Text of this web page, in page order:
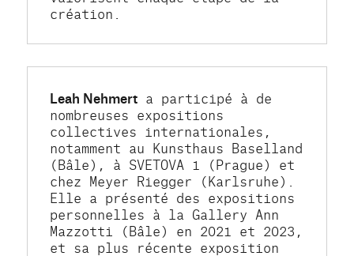
création.
Leah Nehmert a participé à de
nombreuses expositions
collectives internationales,
notamment au Kunsthaus Baselland
(Bâle), à SVETOVA 1 (Prague) et
chez Meyer Riegger (Karlsruhe).
Elle a présenté des expositions
personnelles à la Gallery Ann
Mazzotti (Bâle) en 2021 et 2023,
et sa plus récente exposition